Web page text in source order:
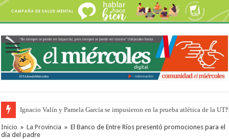
Ignacio Valín y Pamela García se impusieron en la prueba atlética de la
Inicio » La Provincia » El Banco de Entre Ríos presentó promociones para el
día del padre